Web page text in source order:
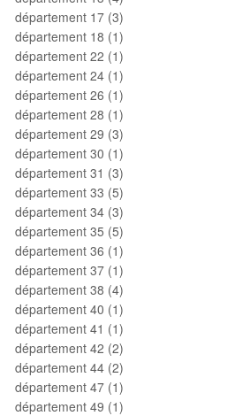
département 17 (3)
département 18 (1)
département 22 (1)
département 24 (1)
département 26 (1)
département 28 (1)
département 29 (3)
département 30 (1)
département 31 (3)
département 33 (5)
département 34 (3)
département 35 (5)
département 36 (1)
département 37 (1)
département 38 (4)
département 40 (1)
département 41 (1)
département 42 (2)
département 44 (2)
département 47 (1)
département 49 (1)